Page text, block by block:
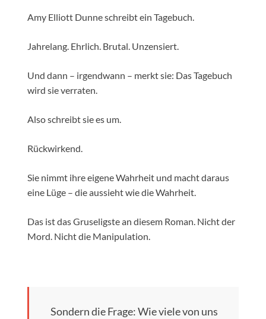
Amy Elliott Dunne schreibt ein Tagebuch.
Jahrelang. Ehrlich. Brutal. Unzensiert.
Und dann – irgendwann – merkt sie: Das Tagebuch
wird sie verraten.
Also schreibt sie es um.
Rückwirkend.
Sie nimmt ihre eigene Wahrheit und macht daraus
eine Lüge – die aussieht wie die Wahrheit.
Das ist das Gruseligste an diesem Roman. Nicht der
Mord. Nicht die Manipulation.
Sondern die Frage: Wie viele von uns